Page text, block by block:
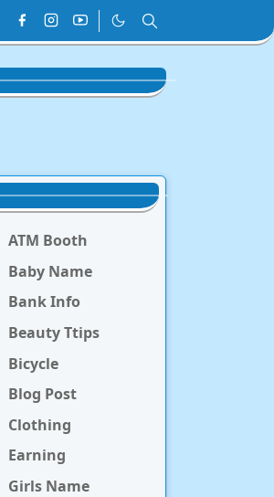
ATM Booth
Baby Name
Bank Info
Beauty Ttips
Bicycle
Blog Post
Clothing
Earning
Girls Name